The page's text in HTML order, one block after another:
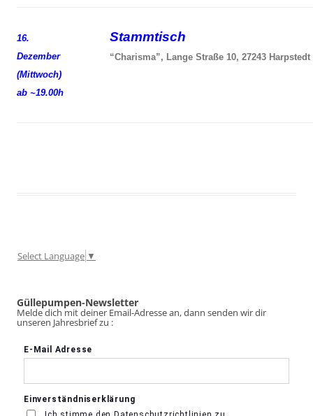
16.
Dezember
(Mittwoch)
ab ~19.00h
Stammtisch
“Charisma”, Lange Straße 10, 27243 Harpstedt
Select Language ▼
Güllepumpen-Newsletter
Melde dich mit deiner Email-Adresse an, dann senden wir dir
unseren Jahresbrief zu :